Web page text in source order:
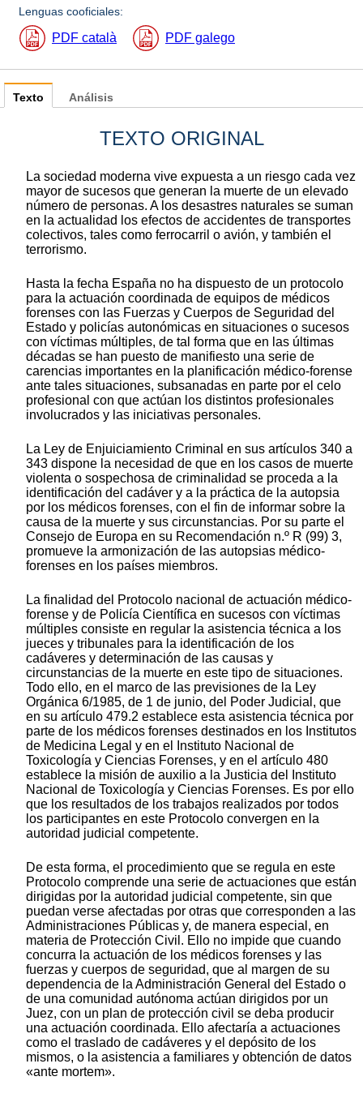
Lenguas cooficiales:
PDF català PDF galego
Texto
TEXTO ORIGINAL
La sociedad moderna vive expuesta a un riesgo cada vez
mayor de sucesos que generan la muerte de un elevado
número de personas. A los desastres naturales se suman
en la actualidad los efectos de accidentes de transportes
colectivos, tales como ferrocarril o avión, y también el
terrorismo.
Hasta la fecha España no ha dispuesto de un protocolo
para la actuación coordinada de equipos de médicos
forenses con las Fuerzas y Cuerpos de Seguridad del
Estado y policías autonómicas en situaciones o sucesos
con víctimas múltiples, de tal forma que en las últimas
décadas se han puesto de manifiesto una serie de
carencias importantes en la planificación médico-forense
ante tales situaciones, subsanadas en parte por el celo
profesional con que actúan los distintos profesionales
involucrados y las iniciativas personales.
La Ley de Enjuiciamiento Criminal en sus artículos 340 a
343 dispone la necesidad de que en los casos de muerte
violenta o sospechosa de criminalidad se proceda a la
identificación del cadáver y a la práctica de la autopsia
por los médicos forenses, con el fin de informar sobre la
causa de la muerte y sus circunstancias. Por su parte el
Consejo de Europa en su Recomendación n.º R (99) 3,
promueve la armonización de las autopsias médico-
forenses en los países miembros.
La finalidad del Protocolo nacional de actuación médico-
forense y de Policía Científica en sucesos con víctimas
múltiples consiste en regular la asistencia técnica a los
jueces y tribunales para la identificación de los
cadáveres y determinación de las causas y
circunstancias de la muerte en este tipo de situaciones.
Todo ello, en el marco de las previsiones de la Ley
Orgánica 6/1985, de 1 de junio, del Poder Judicial, que
en su artículo 479.2 establece esta asistencia técnica por
parte de los médicos forenses destinados en los Institutos
de Medicina Legal y en el Instituto Nacional de
Toxicología y Ciencias Forenses, y en el artículo 480
establece la misión de auxilio a la Justicia del Instituto
Nacional de Toxicología y Ciencias Forenses. Es por ello
que los resultados de los trabajos realizados por todos
los participantes en este Protocolo convergen en la
autoridad judicial competente.
De esta forma, el procedimiento que se regula en este
Protocolo comprende una serie de actuaciones que están
dirigidas por la autoridad judicial competente, sin que
puedan verse afectadas por otras que corresponden a las
Administraciones Públicas y, de manera especial, en
materia de Protección Civil. Ello no impide que cuando
concurra la actuación de los médicos forenses y las
fuerzas y cuerpos de seguridad, que al margen de su
dependencia de la Administración General del Estado o
de una comunidad autónoma actúan dirigidos por un
Juez, con un plan de protección civil se deba producir
una actuación coordinada. Ello afectaría a actuaciones
como el traslado de cadáveres y el depósito de los
mismos, o la asistencia a familiares y obtención de datos
«ante mortem».
Análisis